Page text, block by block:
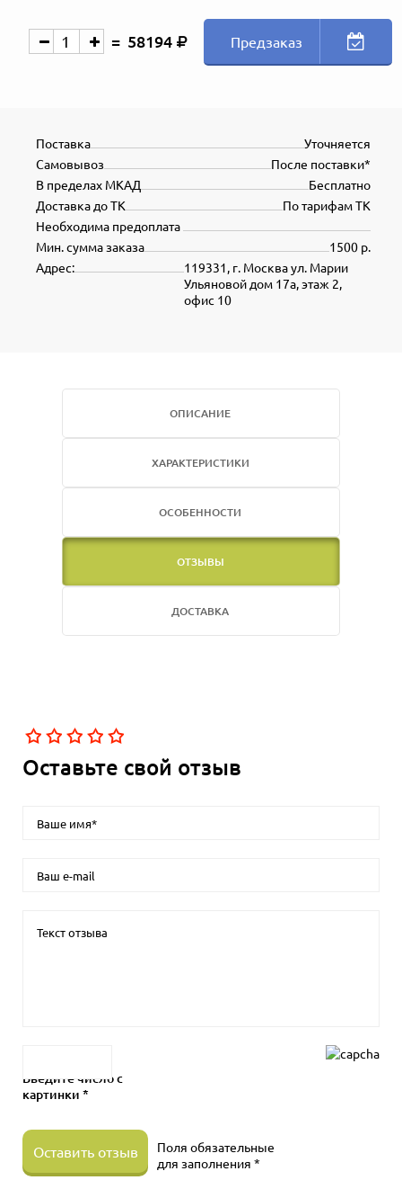
58194 Предзаказ
Уточняется
Поставка
После поставки*
Самовывоз
Бесплатно
В пределах МКАД
По тарифам ТК
Доставка до ТК
Необходима предоплата
1500 р.
Мин. сумма заказа
119331, г. Москва ул. Марии
Ульяновой дом 17а, этаж 2,
офис 10
Адрес:
ОПИСАНИЕ
ХАРАКТЕРИСТИКИ
ОСОБЕННОСТИ
ОТЗЫВЫ
ДОСТАВКА
Оставьте свой отзыв
Введите число с
картинки *
Оставить отзыв
Поля обязательные
для заполнения *